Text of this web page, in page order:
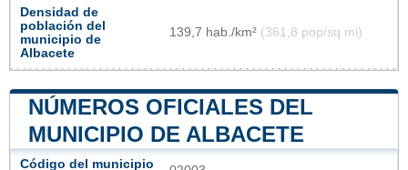
Densidad de
población del
municipio de
Albacete
139,7 hab./km² (361,8 pop/sq mi)
NÚMEROS OFICIALES DEL
MUNICIPIO DE ALBACETE
Código del municipio